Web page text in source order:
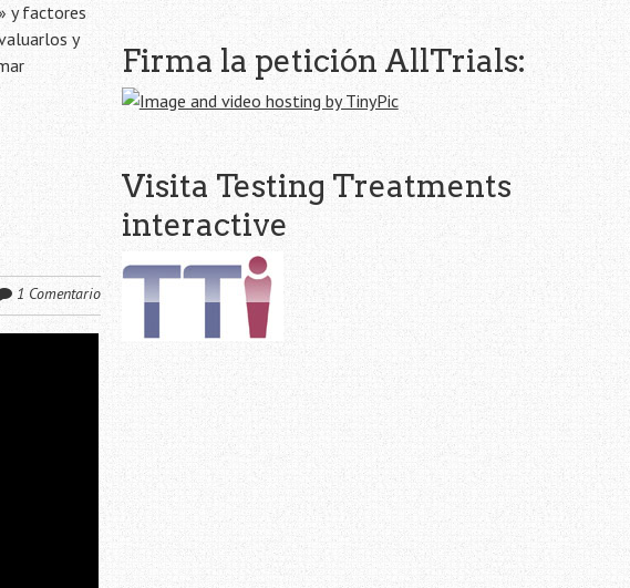
y factores
y
1 Comentario
Firma la petición AllTrials:
Visita Testing Treatments
interactive